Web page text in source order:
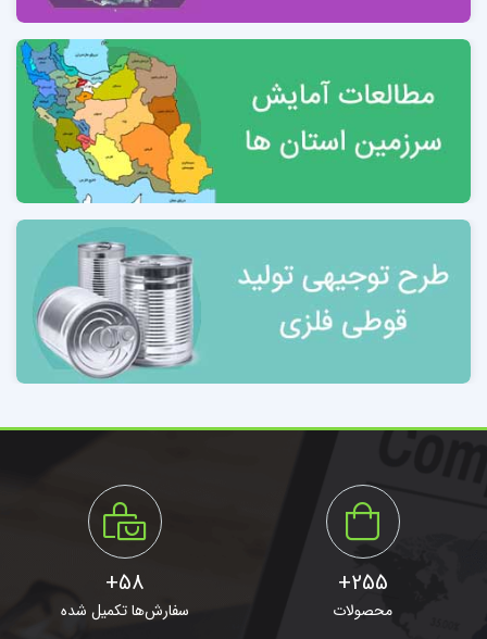
3-9 فعالیت های مجاز در منطقه ویژه اقتصادی سرخس 20
وضعیت دسترسی به زیرساخت‌ها 22
3-10 مشخصات واحدهای مهم تولید درب و کابین آسانسور
فصل چهارم: محصول ، ویژگی‌ها و استاندارهای آن
255+
محصولات
58+
سفارش‌ها تکمیل شده